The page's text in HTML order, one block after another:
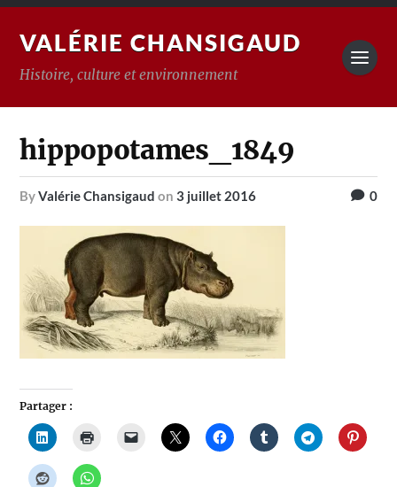
VALÉRIE CHANSIGAUD
Histoire, culture et environnement
hippopotames_1849
byValérie Chansigaud on3 juillet 2016 0
Partager :